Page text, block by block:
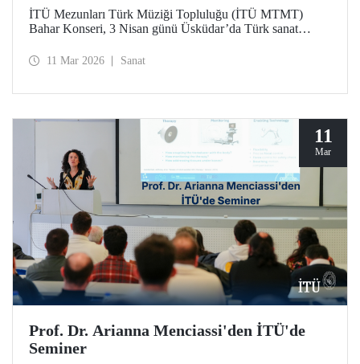
İTÜ Mezunları Türk Müziği Topluluğu (İTÜ MTMT)
Bahar Konseri, 3 Nisan günü Üsküdar’da Türk sanat
akşam yaşatacak.
11 Mar 2026 Sanat
11
Mar
Prof. Dr. Arianna Menciassi'den İTÜ'de
Seminer